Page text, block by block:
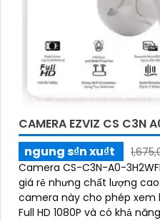
CAMERA EZVIZ CS C3N
ngung s₫n xu₫t
Camera CS-C3N-A0-
giá rẻ nhưng chất lượng cao. Với công nghệ CMOS,
camera này cho phép xem
Full HD 1080P và có khả